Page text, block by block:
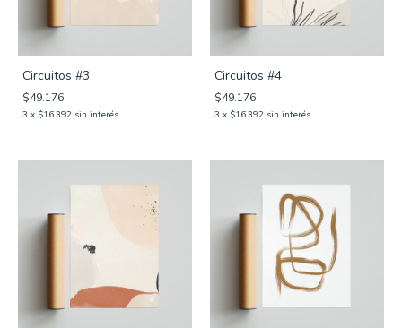
Circuitos #3
$49.176
3 x $16.392 sin interés
Circuitos #4
$49.176
3 x $16.392 sin interés